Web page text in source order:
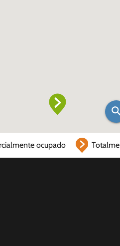
ocupado